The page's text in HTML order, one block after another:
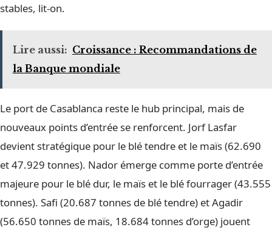
stables, lit-on.
Lire aussi: Croissance : Recommandations de
la Banque mondiale
Le port de Casablanca reste le hub principal, mais de
nouveaux points d’entrée se renforcent. Jorf Lasfar
devient stratégique pour le blé tendre et le maïs (62.690
et 47.929 tonnes). Nador émerge comme porte d’entrée
majeure pour le blé dur, le maïs et le blé fourrager (43.555
tonnes). Safi (20.687 tonnes de blé tendre) et Agadir
(56.650 tonnes de maïs, 18.684 tonnes d’orge) jouent